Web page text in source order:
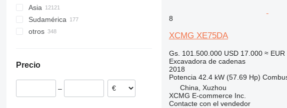
317
318
319
322
323
Países Bajos
Polonia
Alemania
España
Italia
Asia
China
India
Georgia
Kirguistán
Sudamérica
Chile
Argentina
Ecuador
otros
Marruecos
Ghana
Precio
–
8
XCMG XE75DA
Gs. 101.500.000 USD 17.000 ≈ EUR
Excavadora de cadenas
2018
Potencia 42.4 kW (57.69 Hp)
China, Xuzhou
XCMG E-commerce Inc.
Contacte con el vendedor